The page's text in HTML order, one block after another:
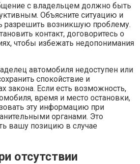
с владельцем должно быть
Объясните ситуацию и
разрешить возникшую проблему.
контакт, договоритесь о
чтобы избежать недопонимания
автомобиля недоступен или
спокойствие и
закона. Если есть возможность,
время и место остановки,
эту информацию при
органами. Это
вашу позицию в случае
отсутствии